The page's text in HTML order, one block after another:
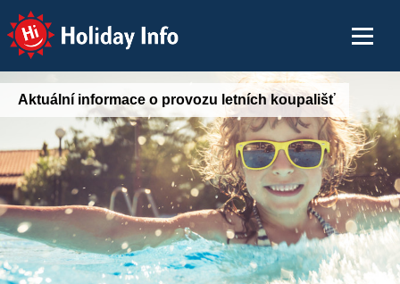
Holiday Info
Aktuální informace o provozu letních koupališť